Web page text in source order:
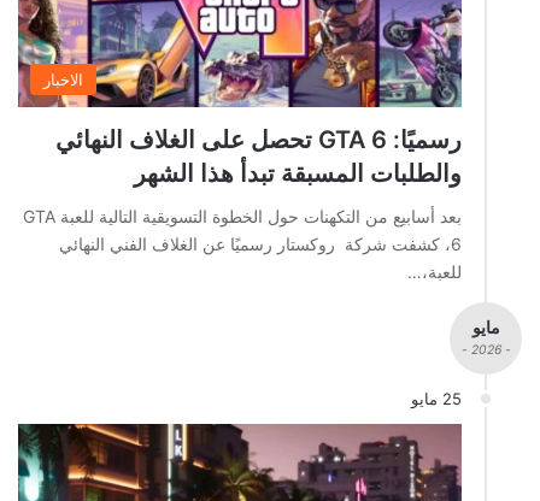
الاخبار
رسميًا: GTA 6 تحصل على الغلاف النهائي
والطلبات المسبقة تبدأ هذا الشهر
بعد أسابيع من التكهنات حول الخطوة التسويقية التالية للعبة GTA
6، كشفت شركة روكستار رسميًا عن الغلاف الفني النهائي
للعبة،…
مايو
- 2026 -
25 مايو